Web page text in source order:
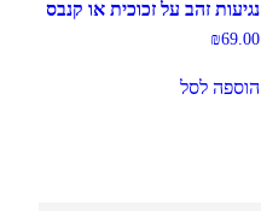
נגיעות זהב על זכוכית או קנבס
₪69.00
הוספה לסל